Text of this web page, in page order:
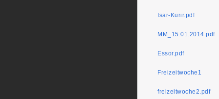
Isar-Kurir.pdf
MM_15.01.2014.pdf
Essor.pdf
Freizeitwoche1
freizeitwoche2.pdf